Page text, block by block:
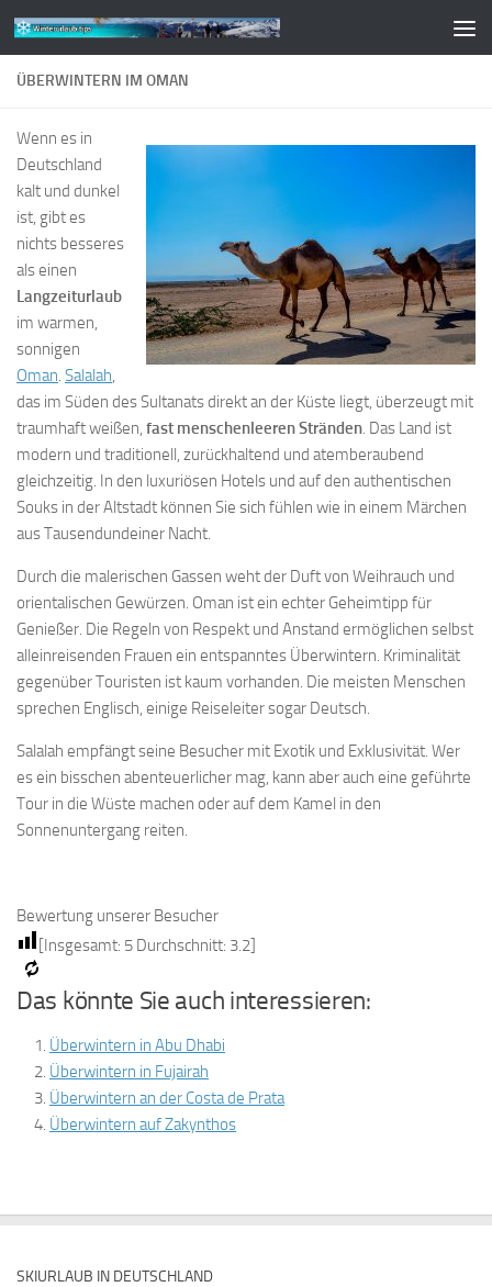
Zum Inhalt springen
ÜBERWINTERN IM OMAN
Wenn es in
Deutschland
kalt und dunkel
ist, gibt es
nichts besseres
als einen
Langzeiturlaub
im warmen,
sonnigen
Oman. Salalah,
das im Süden des Sultanats direkt an der Küste liegt, überzeugt mit
traumhaft weißen, fast menschenleeren Stränden. Das Land ist
modern und traditionell, zurückhaltend und atemberaubend
gleichzeitig. In den luxuriösen Hotels und auf den authentischen
Souks in der Altstadt können Sie sich fühlen wie in einem Märchen
aus Tausendundeiner Nacht.
Durch die malerischen Gassen weht der Duft von Weihrauch und
orientalischen Gewürzen. Oman ist ein echter Geheimtipp für
Genießer. Die Regeln von Respekt und Anstand ermöglichen selbst
alleinreisenden Frauen ein entspanntes Überwintern. Kriminalität
gegenüber Touristen ist kaum vorhanden. Die meisten Menschen
sprechen Englisch, einige Reiseleiter sogar Deutsch.
Salalah empfängt seine Besucher mit Exotik und Exklusivität. Wer
es ein bisschen abenteuerlicher mag, kann aber auch eine geführte
Tour in die Wüste machen oder auf dem Kamel in den
Sonnenuntergang reiten.
Bewertung unserer Besucher
[Insgesamt: 5 Durchschnitt: 3.2]
Das könnte Sie auch interessieren:
Überwintern in Abu Dhabi
Überwintern in Fujairah
Überwintern an der Costa de Prata
Überwintern auf Zakynthos
SKIURLAUB IN DEUTSCHLAND